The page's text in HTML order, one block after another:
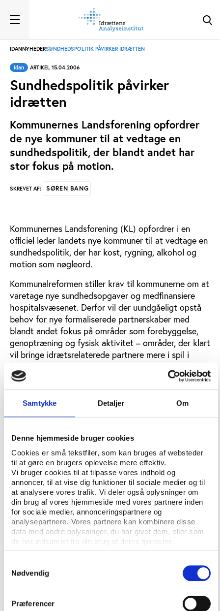
Samtykke Detaljer Om
Denne hjemmeside bruger cookies
Cookies er små tekstfiler, som kan bruges af websteder
til at gøre en brugers oplevelse mere effektiv.
Vi bruger cookies til at tilpasse vores indhold og
annoncer, til at vise dig funktioner til sociale medier og til
at analysere vores trafik. Vi deler også oplysninger om
din brug af vores hjemmeside med vores partnere inden
for sociale medier, annonceringspartnere og
analysepartnere. Vores partnere kan kombinere disse
data med andre oplysninger, du har givet dem, eller som
de har indsamlet fra din brug af deres tjenester.
Nødvendig
Præferencer
IDANNYHEDERSUNDHEDSPOLITIK PÅVIRKER IDRÆTTEN
Idan ARTIKEL 15.04.2006
Sundhedspolitik påvirker
idrætten
Kommunernes Landsforening opfordrer
de nye kommuner til at vedtage en
sundhedspolitik, der blandt andet har
stor fokus på motion.
SKREVET AF: SØREN BANG
Kommunernes Landsforening (KL) opfordrer i en
officiel leder landets nye kommuner til at vedtage en
sundhedspolitik, der har kost, rygning, alkohol og
motion som nøgleord.
Kommunalreformen stiller krav til kommunerne om at
varetage nye sundhedsopgaver og medfinansiere
hospitalsvæsenet. Derfor vil der uundgåeligt opstå
behov for nye formaliserede partnerskaber med
blandt andet fokus på områder som forebyggelse,
genoptræning og fysisk aktivitet – områder, der klart
vil bringe idrætsrelaterede partnere mere i spil i
Det er netop nogle af disse områder, som Idan tager
under behandling på konferencen ”Brændpunkter i
fremtidens lokale idrætspolitik” i Odense den 20.-21.
april.
Konferencen vil blandt andet bringe ny viden i spil
om den kommercielle fitness-sektors muligheder for
at engagere sig i sundhedsrettede opgaver, lige som
idrætsforeningernes rolle og muligheder som partner
i forebyggende og sundhedsrelaterede samarbejder
med kommunerne kommer under grundig behandling
fra flere vinkler.
Krav om dokumentation
få opgaverne inden for genoptræning, fysisk
aktivitet og motion ikke nødvendigvis bliver nem at
vinde for idrætsforeninger og fitness-centre. For
kommunerne vil fremover kræve dokumentation for,